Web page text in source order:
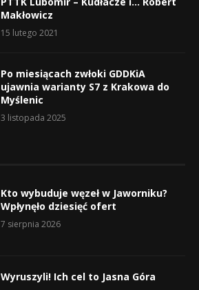
Makłowicz
15 lutego 2021
Po miesiącach zwłoki GDDKiA
ujawnia warianty S7 z Krakowa do
Myślenic
3 listopada 2025
Kto wybuduje węzeł w Jaworniku?
Wpłynęło dziesięć ofert
7 sierpnia 2026
Wyruszyli! Ich cel to Jasna Góra